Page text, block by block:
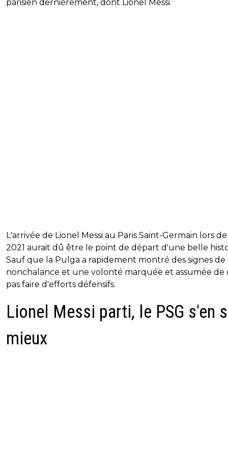
parisien dernièrement, dont Lionel Messi.
L'arrivée de Lionel Messi au Paris Saint-Germain lors
2021 aurait dû être le point de départ d'une belle
Sauf que la Pulga a rapidement montré des signes de
nonchalance et une volonté marquée et assumée de
pas faire d'efforts défensifs.
Lionel Messi parti, le PSG s'en
mieux